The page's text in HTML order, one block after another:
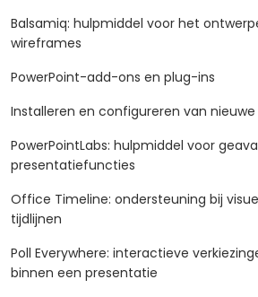
Balsamiq: hulpmiddel voor het
wireframes
PowerPoint-add-ons en plug-ins
Installeren en configureren van nieuwe
PowerPointLabs: hulpmiddel voor
presentatiefuncties
Office Timeline: ondersteuning bij
tijdlijnen
Poll Everywhere: interactieve
binnen een presentatie